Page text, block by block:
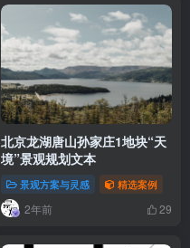
北京龙湖唐山孙家庄1地块“天
境”景观规划文本
景观方案与灵感 精选案例
2年前 29